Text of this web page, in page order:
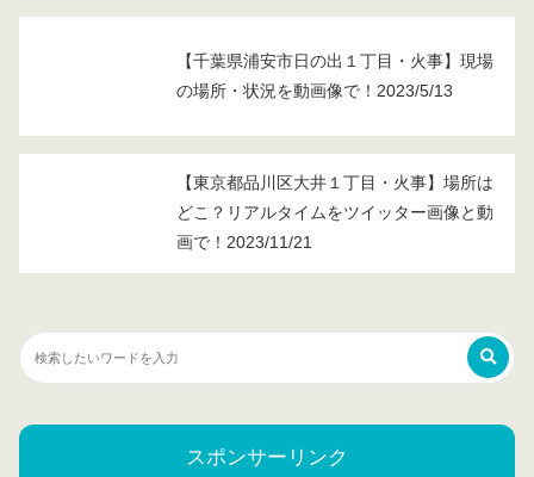
【千葉県浦安市日の出１丁目・火事】現場
の場所・状況を動画像で！2023/5/13
【東京都品川区大井１丁目・火事】場所は
どこ？リアルタイムをツイッター画像と動
画で！2023/11/21
スポンサーリンク